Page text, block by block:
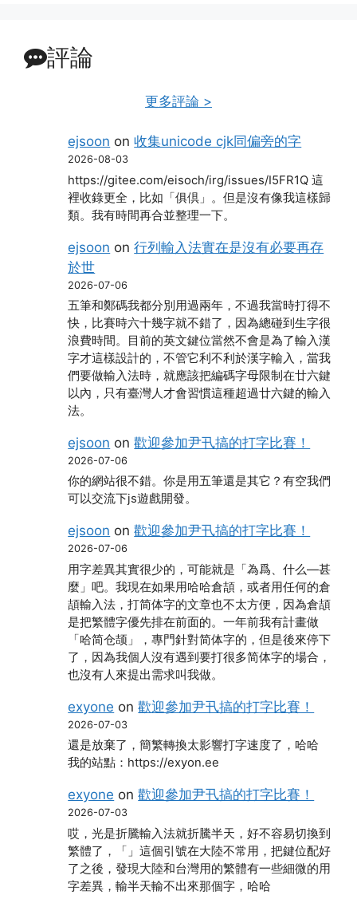
評論
更多評論 >
ejsoon on收集unicode cjk同偏旁的字
2026-08-03
https://gitee.com/eisoch/irg/issues/I5FR1Q 這
裡收錄更全，比如「俱倶」。但是沒有像我這樣歸
類。我有時間再合並整理一下。
ejsoon on行列輸入法實在是沒有必要再存
於世
2026-07-06
五筆和鄭碼我都分別用過兩年，不過我當時打得不
快，比賽時六十幾字就不錯了，因為總碰到生字很
浪費時間。目前的英文鍵位當然不會是為了輸入漢
字才這樣設計的，不管它利不利於漢字輸入，當我
們要做輸入法時，就應該把編碼字母限制在廿六鍵
以內，只有臺灣人才會習慣這種超過廿六鍵的輸入
法。
ejsoon on歡迎參加尹卂搞的打字比賽！
2026-07-06
你的網站很不錯。你是用五筆還是其它？有空我們
可以交流下js遊戲開發。
ejsoon on歡迎參加尹卂搞的打字比賽！
2026-07-06
用字差異其實很少的，可能就是「為爲、什么―甚
麼」吧。我現在如果用哈哈倉頡，或者用任何的倉
頡輸入法，打简体字的文章也不太方便，因為倉頡
是把繁體字優先排在前面的。一年前我有計畫做
「哈简仓颉」，專門針對简体字的，但是後來停下
了，因為我個人沒有遇到要打很多简体字的場合，
也沒有人來提出需求叫我做。
exyone on歡迎參加尹卂搞的打字比賽！
2026-07-03
還是放棄了，簡繁轉換太影響打字速度了，哈哈
我的站點：https://exyon.ee
exyone on歡迎參加尹卂搞的打字比賽！
2026-07-03
哎，光是折騰輸入法就折騰半天，好不容易切換到
繁體了，「」這個引號在大陸不常用，把鍵位配好
了之後，發現大陸和台灣用的繁體有一些細微的用
字差異，輸半天輸不出來那個字，哈哈